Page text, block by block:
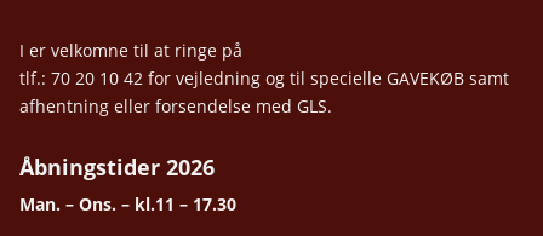
I er velkomne til at ringe på
tlf.: 70 20 10 42 for vejledning og til specielle GAVEKØB samt
afhentning eller forsendelse med GLS.
Åbningstider 2026
Man. – Ons. – kl.11 – 17.30